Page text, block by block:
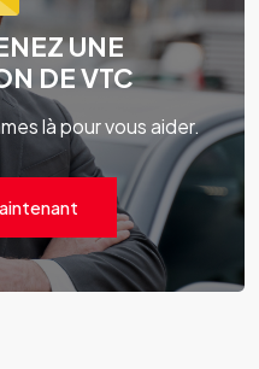
UNE
DE VTC
là pour vous aider.